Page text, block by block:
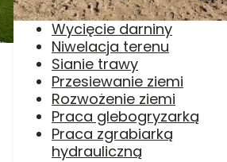
Wycięcie darniny
Niwelacja terenu
Sianie trawy
Przesiewanie ziemi
Rozwożenie ziemi
Praca glebogryzarką
Praca zgrabiarką
hydrauliczną